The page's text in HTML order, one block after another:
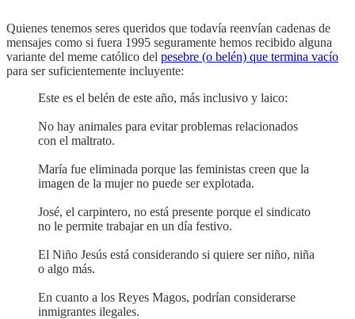
Quienes tenemos seres queridos que todavía reenvían cadenas de
mensajes como si fuera 1995 seguramente hemos recibido alguna
variante del meme católico del pesebre (o belén) que termina vacío
para ser suficientemente incluyente:
Este es el belén de este año, más inclusivo y laico:
No hay animales para evitar problemas relacionados
con el maltrato.
María fue eliminada porque las feministas creen que la
imagen de la mujer no puede ser explotada.
José, el carpintero, no está presente porque el sindicato
no le permite trabajar en un día festivo.
El Niño Jesús está considerando si quiere ser niño, niña
o algo más.
En cuanto a los Reyes Magos, podrían considerarse
inmigrantes ilegales.